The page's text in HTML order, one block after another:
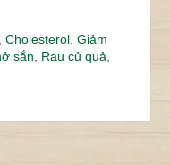
Cholesterol ,Giảm
sắn Rau củ quả